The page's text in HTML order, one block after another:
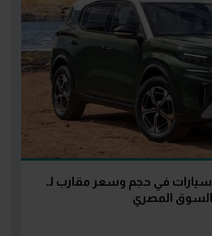
بعد إطلاقها الرسمي.. 7 سيارات في حجم وسعر مقارب لـ